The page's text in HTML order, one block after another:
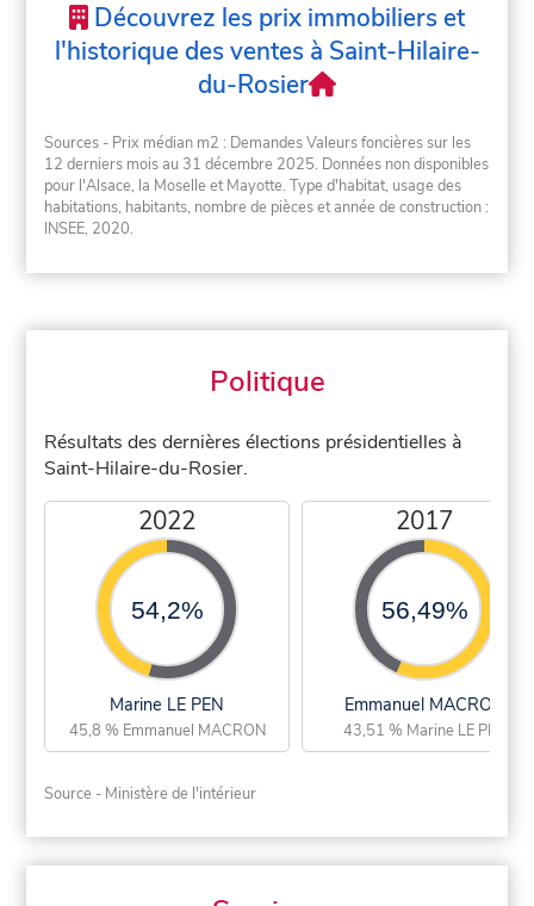
Découvrez les prix immobiliers et
l'historique des ventes à Saint-Hilaire-
du-Rosier
Sources - Prix médian m2 : Demandes Valeurs foncières sur les
12 derniers mois au 31 décembre 2025. Données non disponibles
pour l'Alsace, la Moselle et Mayotte. Type d'habitat, usage des
habitations, habitants, nombre de pièces et année de construction :
INSEE, 2020.
Politique
Résultats des dernières élections présidentielles à
Saint-Hilaire-du-Rosier.
2022
54,2%
Marine LE PEN
45,8 % Emmanuel MACRON
2017
56,49%
Emmanuel MACRON
43,51 % Marine LE PEN
Source - Ministère de l'intérieur